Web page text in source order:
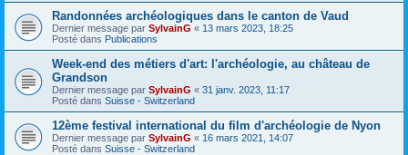
Randonnées archéologiques dans le canton de Vaud
Dernier message par SylvainG « 13 mars 2023, 18:25
Posté dans Publications
Week-end des métiers d'art: l'archéologie, au château de
Grandson
Dernier message par SylvainG « 31 janv. 2023, 11:17
Posté dans Suisse - Switzerland
12ème festival international du film d'archéologie de Nyon
Dernier message par SylvainG « 16 mars 2021, 14:07
Posté dans Suisse - Switzerland